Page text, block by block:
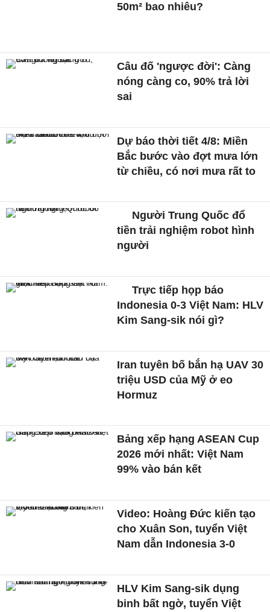
50m² bao nhiêu?
Câu đố 'ngược đời': Càng
nóng càng co, 90% trả lời
sai
Dự báo thời tiết 4/8: Miền
Bắc bước vào đợt mưa lớn
từ chiều, có nơi mưa rất to
Người Trung Quốc đổ
tiền trải nghiệm robot hình
người
Trực tiếp họp báo
Indonesia 0-3 Việt Nam: HLV
Kim Sang-sik nói gì?
Iran tuyên bố bắn hạ UAV 30
triệu USD của Mỹ ở eo
Hormuz
Bảng xếp hạng ASEAN Cup
2026 mới nhất: Việt Nam
99% vào bán kết
Video: Hoàng Đức kiến tạo
cho Xuân Son, tuyển Việt
Nam dẫn Indonesia 3-0
HLV Kim Sang-sik dụng
binh bất ngờ, tuyển Việt